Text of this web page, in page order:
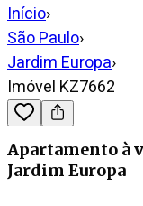
Início›
São Paulo›
Jardim Europa›
Imóvel KZ7662
Apartamento à
Jardim Europa